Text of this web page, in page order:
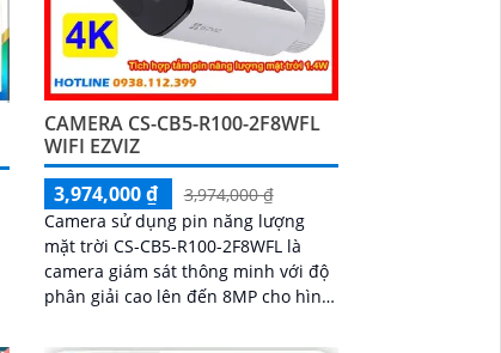
CAMERA CS-CB5-R100-2F8WFL
WIFI EZVIZ
3,974,000 ₫
3,974,000 ₫
Camera sử dụng pin năng lượng
mặt trời CS-CB5-R100-2F8WFL là
camera giám sát thông minh với độ
phân giải cao lên đến 8MP cho hình
nghệ AI camera có khả năng phát